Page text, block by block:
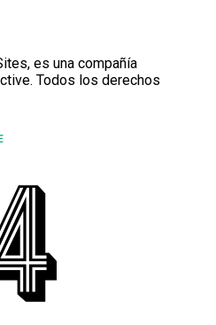
es una compañía
Todos los derechos